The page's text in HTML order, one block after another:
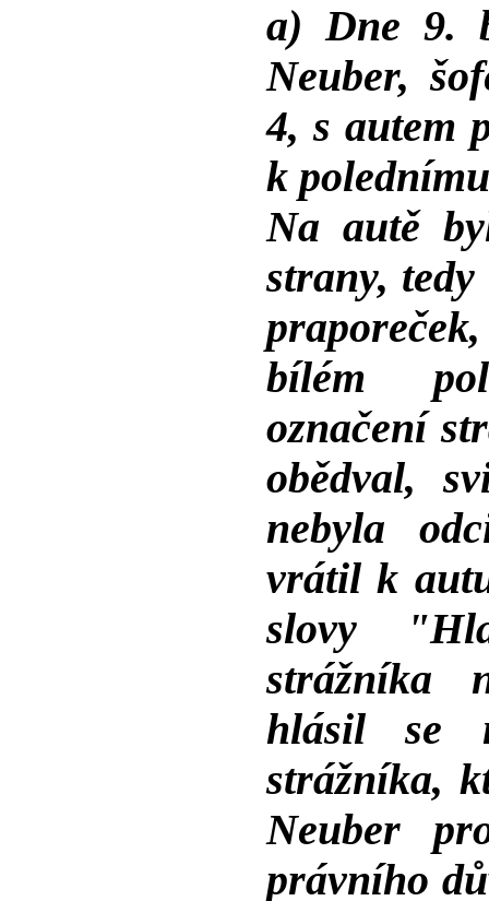
a) Dne 9.
Neuber,
4, s autem
k
Na autě
strany,
bílém
označení
obědval,
nebyla
vrátil k
slovy
strážníka
hlásil se
strážníka,
Neuber
právního